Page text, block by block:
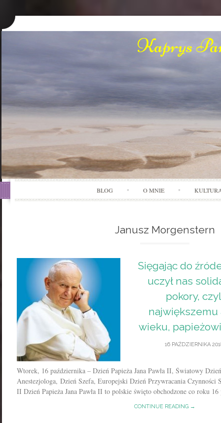
Kaprys
BLOG O MNIE
Janusz Morgenstern
Sięgając do
uczył nas
pokory,
największemu
wieku,
16 PAŹDZIERNIKA
Wtorek, 16 października – Dzień Papieża Jana Pawła II, Światowy
Anestezjologa, Dzień Szefa, Europejski Dzień Przywracania Czynności
II Dzień Papieża Jana Pawła II to polskie święto obchodzone co roku
CONTINUE READING →